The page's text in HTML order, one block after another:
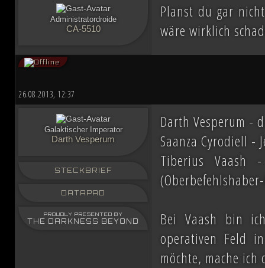
Administratordroide
CA-5510
Planst du gar
wäre wirklich
26.08.2013, 12:37
Galaktischer Imperator
Darth Vesperum
STECKBRIEF
DATAPAD
PROUDLY PRESENTED BY
THE DARKNESS BEYOND
Darth Vesperum -
Saanza Cyrodiell -
Tiberius Vaash
Bei Vaash bin
operativen Feld
möchte, mache